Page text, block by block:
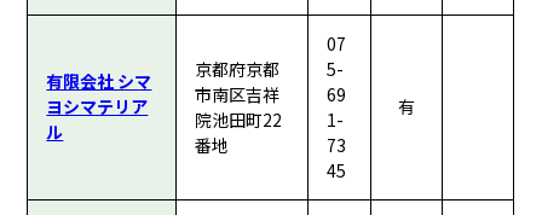
有限会社 シマ
ヨシマテリア
ル
京都府京都
市南区吉祥
院池田町22
番地
07
5-
69
1-
73
45
有